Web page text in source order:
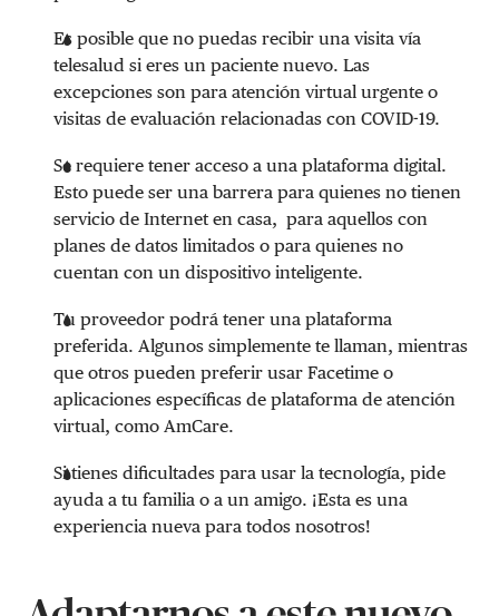
Es posible que no puedas recibir una visita vía
telesalud si eres un paciente nuevo. Las
excepciones son para atención virtual urgente o
visitas de evaluación relacionadas con COVID-19.
Se requiere tener acceso a una plataforma digital.
Esto puede ser una barrera para quienes no tienen
servicio de Internet en casa, para aquellos con
planes de datos limitados o para quienes no
cuentan con un dispositivo inteligente.
Tu proveedor podrá tener una plataforma
preferida. Algunos simplemente te llaman, mientras
que otros pueden preferir usar Facetime o
aplicaciones específicas de plataforma de atención
virtual, como AmCare.
Si tienes dificultades para usar la tecnología, pide
ayuda a tu familia o a un amigo. ¡Esta es una
experiencia nueva para todos nosotros!